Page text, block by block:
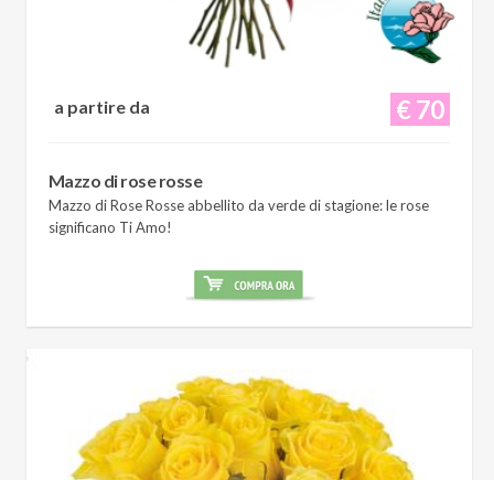
€ 70
a partire da
Mazzo di rose rosse
Mazzo di Rose Rosse abbellito da verde di stagione: le rose
significano Ti Amo!